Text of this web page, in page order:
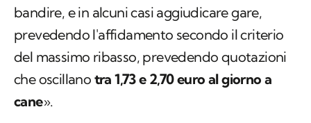
bandire, e in alcuni casi aggiudicare gare,
prevedendo l'affidamento secondo il criterio
del massimo ribasso, prevedendo quotazioni
che oscillano tra 1,73 e 2,70 euro al giorno a
cane».